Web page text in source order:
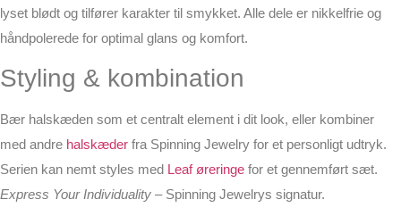
lyset blødt og tilfører karakter til smykket. Alle dele er nikkelfrie og
håndpolerede for optimal glans og komfort.
Styling & kombination
Bær halskæden som et centralt element i dit look, eller kombiner
med andre halskæder fra Spinning Jewelry for et personligt udtryk.
Serien kan nemt styles med Leaf øreringe for et gennemført sæt.
Express Your Individuality – Spinning Jewelrys signatur.